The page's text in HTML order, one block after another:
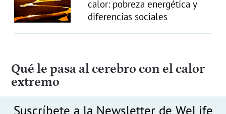
calor: pobreza energética y
diferencias sociales
Qué le pasa al cerebro con el calor
extremo
Suscríbete a la Newsletter de WeLife